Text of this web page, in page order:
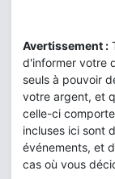
Avertissement :
d'informer votre
seuls à pouvoir
votre argent, et
celle-ci
incluses ici sont
événements, et
cas où vous